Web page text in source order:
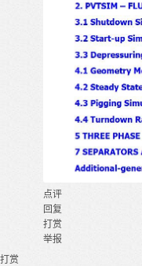
点评
回复
打赏
举报
打赏